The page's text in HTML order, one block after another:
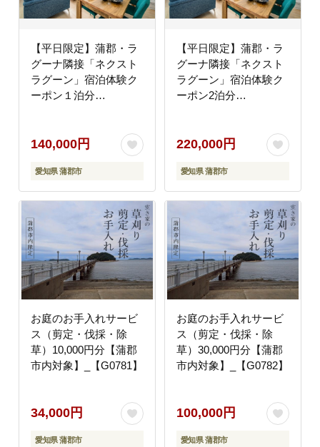
【平日限定】蒲郡・ラ
グーナ隣接「ネクスト
ラグーン」宿泊体験ク
ーポン１泊分
140,000円
愛知県 蒲郡市
【平日限定】蒲郡・ラ
グーナ隣接「ネクスト
ラグーン」宿泊体験ク
ーポン2泊分
220,000円
愛知県 蒲郡市
お庭のお手入れサービ
ス（剪定・伐採・除
草）10,000円分【蒲郡
市内対象】_【G0781】
34,000円
愛知県 蒲郡市
お庭のお手入れサービ
ス（剪定・伐採・除
草）30,000円分【蒲郡
市内対象】_【G0782】
100,000円
愛知県 蒲郡市